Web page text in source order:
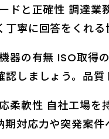
と正確性 調達業
寧に回答をくれ
器の有無 ISO取得
しましょう。品質
柔軟性 自社工場を
対応力や突発案件